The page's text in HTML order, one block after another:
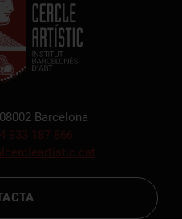
Barcelona
933 187 866